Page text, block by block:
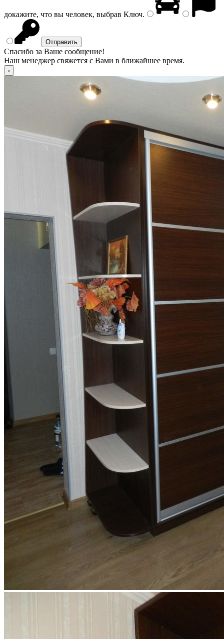
докажите, что вы человек, выбрав Ключ.
Спасибо за Ваше сообщение!
Наш менеджер свяжется с Вами в ближайшее время.